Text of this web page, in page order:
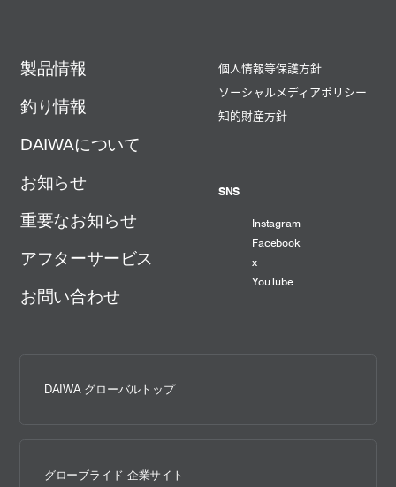
製品情報
釣り情報
DAIWAについて
お知らせ
重要なお知らせ
アフターサービス
お問い合わせ
個人情報等保護方針
ソーシャルメディアポリシー
知的財産方針
SNS
Instagram
Facebook
x
YouTube
DAIWA グローバルトップ
グローブライド 企業サイト